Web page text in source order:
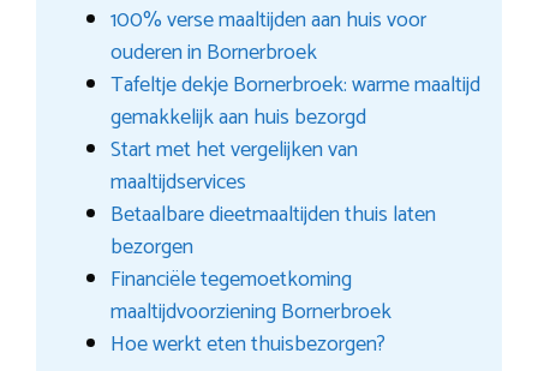
100% verse maaltijden aan huis voor
ouderen in Bornerbroek
Tafeltje dekje Bornerbroek: warme maaltijd
gemakkelijk aan huis bezorgd
Start met het vergelijken van
maaltijdservices
Betaalbare dieetmaaltijden thuis laten
bezorgen
Financiële tegemoetkoming
maaltijdvoorziening Bornerbroek
Hoe werkt eten thuisbezorgen?